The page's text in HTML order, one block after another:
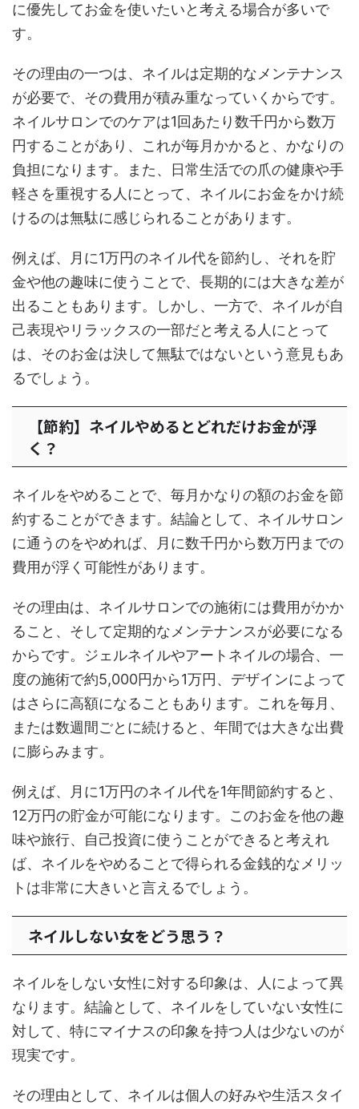
に優先してお金を使いたいと考える場合が多いで
す。
その理由の一つは、ネイルは定期的なメンテナンス
が必要で、その費用が積み重なっていくからです。
ネイルサロンでのケアは1回あたり数千円から数万
円することがあり、これが毎月かかると、かなりの
負担になります。また、日常生活での爪の健康や手
軽さを重視する人にとって、ネイルにお金をかけ続
けるのは無駄に感じられることがあります。
例えば、月に1万円のネイル代を節約し、それを貯
金や他の趣味に使うことで、長期的には大きな差が
出ることもあります。しかし、一方で、ネイルが自
己表現やリラックスの一部だと考える人にとって
は、そのお金は決して無駄ではないという意見もあ
るでしょう。
【節約】ネイルやめるとどれだけお金が浮
く？
ネイルをやめることで、毎月かなりの額のお金を節
約することができます。結論として、ネイルサロン
に通うのをやめれば、月に数千円から数万円までの
費用が浮く可能性があります。
その理由は、ネイルサロンでの施術には費用がかか
ること、そして定期的なメンテナンスが必要になる
からです。ジェルネイルやアートネイルの場合、一
度の施術で約5,000円から1万円、デザインによって
はさらに高額になることもあります。これを毎月、
または数週間ごとに続けると、年間では大きな出費
に膨らみます。
例えば、月に1万円のネイル代を1年間節約すると、
12万円の貯金が可能になります。このお金を他の趣
味や旅行、自己投資に使うことができると考えれ
ば、ネイルをやめることで得られる金銭的なメリッ
トは非常に大きいと言えるでしょう。
ネイルしない女をどう思う？
ネイルをしない女性に対する印象は、人によって異
なります。結論として、ネイルをしていない女性に
対して、特にマイナスの印象を持つ人は少ないのが
現実です。
その理由として、ネイルは個人の好みや生活スタイ